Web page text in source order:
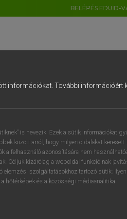
BELÉPÉS EDUID-
információkat. További információért
is nevezik. Ezek a sütik információkat
között arról, hogy milyen oldalakat keresett
a felhasználó azonosítására nem
Céljuk kizárólag a weboldal funkcióinak
elemzési szolgáltatásokhoz tartozó sütik;
hőtérképek és a közösségi médiaanalitika.
5 6 7 8 9
r t z u i
g h j k l é
v b n m , .